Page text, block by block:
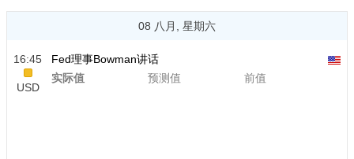
08 八月, 星期六
16:45
USD
Fed理事Bowman讲话
实际值
预测值 前值